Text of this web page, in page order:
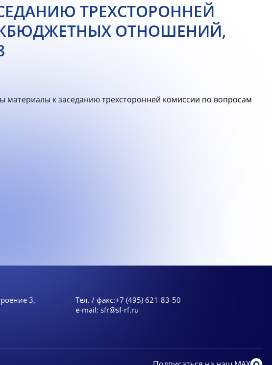
ТРЕХСТОРОННЕЙ
ОТНОШЕНИЙ,
материалы к заседанию трехсторонней комиссии по вопросам
3,
Тел. / факс:+7 (495) 621-83-50
e-mail: sfr@sf-rf.ru